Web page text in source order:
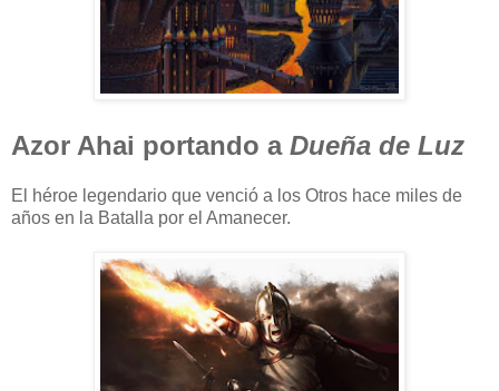
Azor Ahai portando a Dueña de Luz
El héroe legendario que venció a los Otros hace miles de
años en la Batalla por el Amanecer.